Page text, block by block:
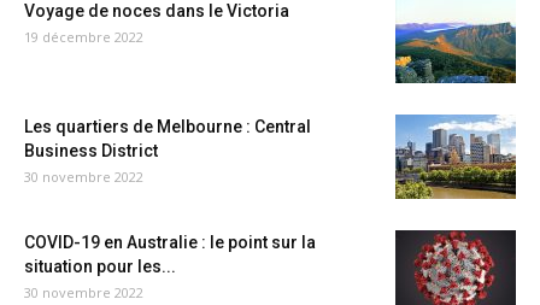
Voyage de noces dans le Victoria
19 décembre 2022
Les quartiers de Melbourne : Central
Business District
30 novembre 2022
COVID-19 en Australie : le point sur la
situation pour les...
30 novembre 2022